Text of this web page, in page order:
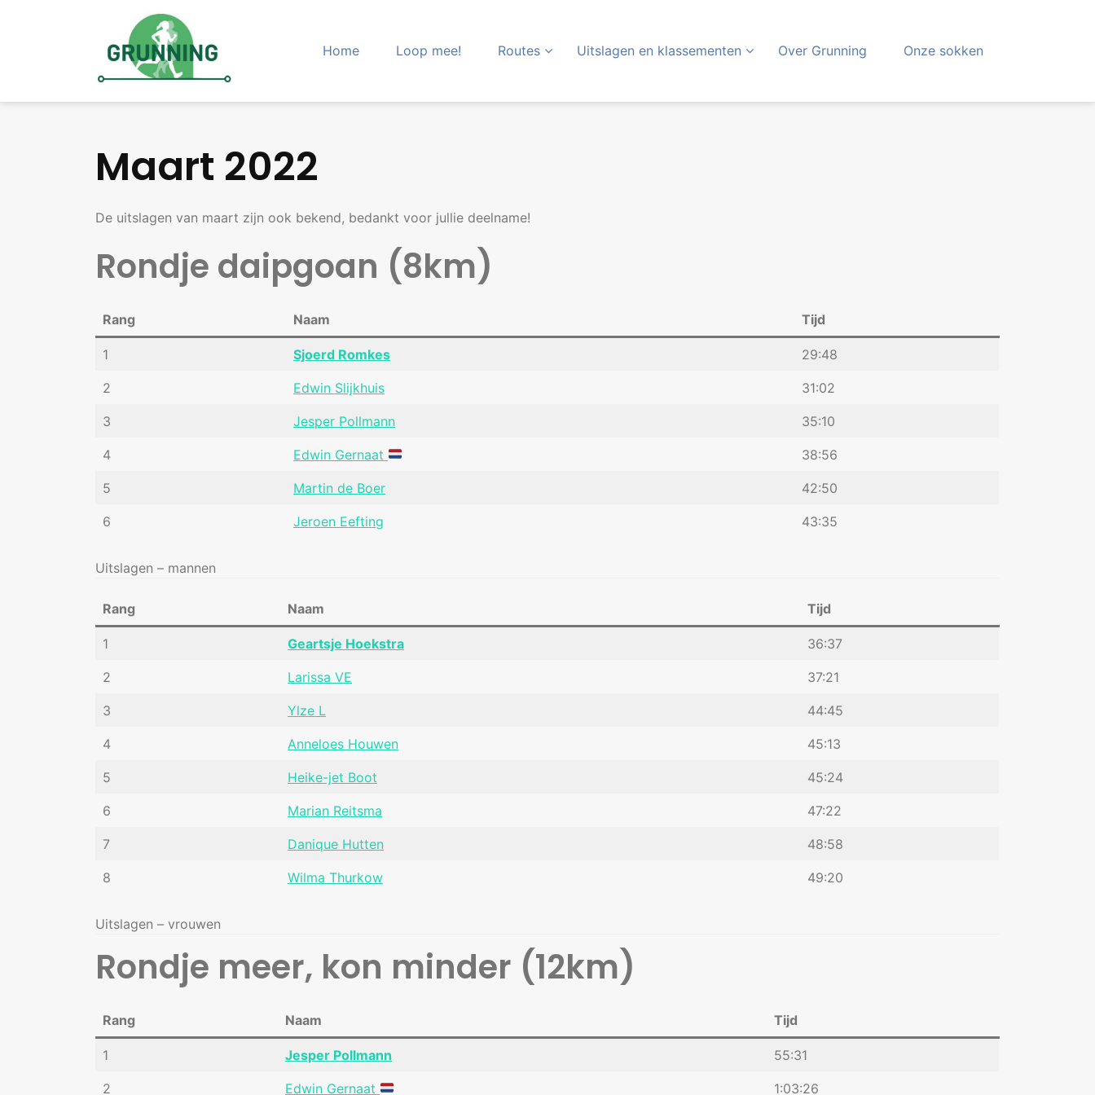
Home Loop mee! Routes Uitslagen en klassementen Over Grunning Onze sokken
Maart 2022
De uitslagen van maart zijn ook bekend, bedankt voor jullie deelname!
Rondje daipgoan (8km)
Rang Naam Tijd
1 Sjoerd Romkes 29:48
2 Edwin Slijkhuis 31:02
3 Jesper Pollmann 35:10
4 Edwin Gernaat 38:56
5 Martin de Boer 42:50
6 Jeroen Eefting 43:35
Uitslagen – mannen
Rang Naam Tijd
1 Geartsje Hoekstra 36:37
2 Larissa VE 37:21
3 Ylze L 44:45
4 Anneloes Houwen 45:13
5 Heike-jet Boot 45:24
6 Marian Reitsma 47:22
7 Danique Hutten 48:58
8 Wilma Thurkow 49:20
Uitslagen – vrouwen
Rondje meer, kon minder (12km)
Rang Naam Tijd
1 Jesper Pollmann 55:31
2 Edwin Gernaat 1:03:26